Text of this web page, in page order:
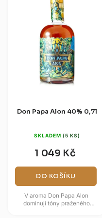
Don Papa Alon 40% 0,7l
SKLADEM (5 KS)
1 049 Kč
DO KOŠÍKU
V aroma Don Papa Alon
dominují tóny praženého